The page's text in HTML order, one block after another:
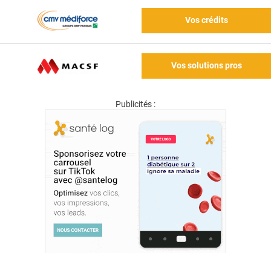
Vos crédits
Vos solutions pros
Publicités :